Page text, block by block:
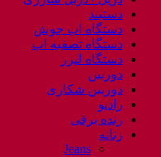
دستبند
دستگاه اب جوش
دستگاه تصفیه اب
دستگاه لیزر
دوربین
دوربین شکاری
رادیو
رنده برقی
زنانه
Jeans